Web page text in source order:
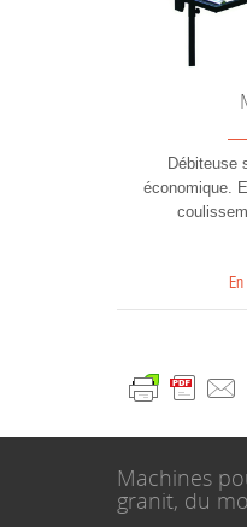
Débiteuse
économique.
Machines
granit, du